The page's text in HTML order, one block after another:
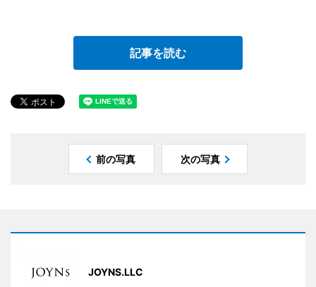
記事を読む
前の写真 次の写真
JOYNS.LLC